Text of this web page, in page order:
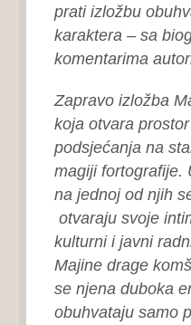
prati izložbu
karaktera – sa
komentarima
Zapravo izložba
koja otvara
podsjećanja na
magiji fortografije.
na jednoj od njih
otvaraju svoje
kulturni i javni
Majine drage
se njena duboka
obuhvataju samo